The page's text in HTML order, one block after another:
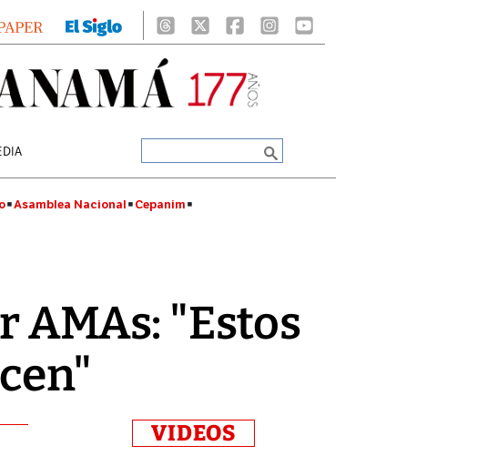
Asamblea Nacional Cepanim
AMAs: "Estos
VIDEOS